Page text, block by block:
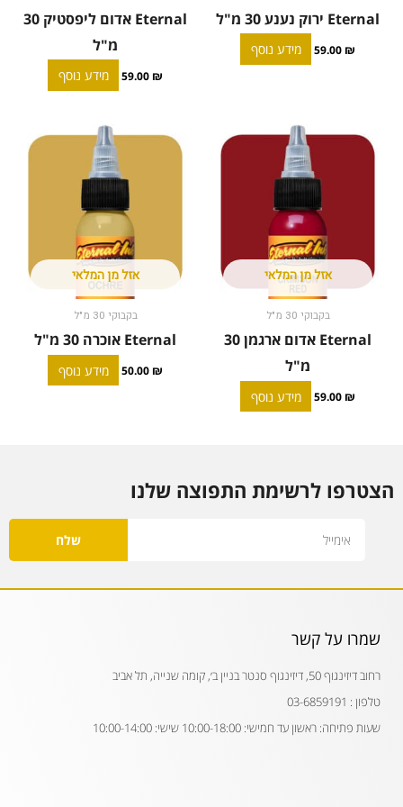
Eternal ירוק נענע 30 מ"ל
59.00 ₪ מידע נוסף
Eternal אדום ליפסטיק 30
מ"ל
59.00 ₪ מידע נוסף
אזל מן המלאי
בקבוקי 30 מ"ל
Eternal אדום ארגמן 30
מ"ל
59.00 ₪ מידע נוסף
אזל מן המלאי
בקבוקי 30 מ"ל
Eternal אוכרה 30 מ"ל
50.00 ₪ מידע נוסף
הצטרפו לרשימת התפוצה שלנו
שלח
שמרו על קשר
רחוב דיזינגוף 50, דיזינגוף סנטר בניין ב׳, קומה שנייה, תל אביב
טלפון : 03-6859191
שעות פתיחה: ראשון עד חמישי: 10:00-18:00 שישי: 10:00-14:00